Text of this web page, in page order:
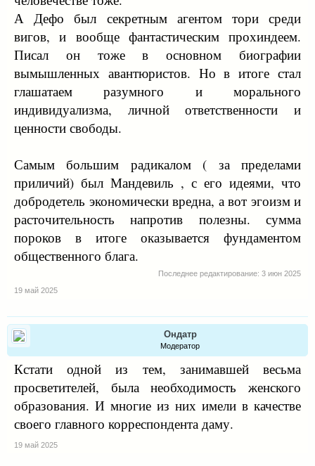
А Дефо был секретным агентом тори среди
вигов, и вообще фантастическим прохиндеем.
Писал он тоже в основном биографии
вымышленных авантюристов. Но в итоге стал
глашатаем разумного и морального
индивидуализма, личной ответственности и
ценности свободы.
Самым большим радикалом ( за пределами
приличий) был Мандевиль , с его идеями, что
добродетель экономически вредна, а вот эгоизм и
расточительность напротив полезны. сумма
пороков в итоге оказывается фундаментом
общественного блага.
Последнее редактирование: 3 июн 2025
19 май 2025
Ондатр
Модератор
Кстати одной из тем, занимавшей весьма
просветителей, была необходимость женского
образования. И многие из них имели в качестве
своего главного корреспондента даму.
19 май 2025